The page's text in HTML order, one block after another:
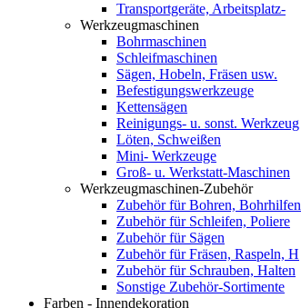
Transportgeräte, Arbeitsplatz-
Werkzeugmaschinen
Bohrmaschinen
Schleifmaschinen
Sägen, Hobeln, Fräsen usw.
Befestigungswerkzeuge
Kettensägen
Reinigungs- u. sonst. Werkzeug
Löten, Schweißen
Mini- Werkzeuge
Groß- u. Werkstatt-Maschinen
Werkzeugmaschinen-Zubehör
Zubehör für Bohren, Bohrhilfen
Zubehör für Schleifen, Poliere
Zubehör für Sägen
Zubehör für Fräsen, Raspeln, H
Zubehör für Schrauben, Halten
Sonstige Zubehör-Sortimente
Farben - Innendekoration